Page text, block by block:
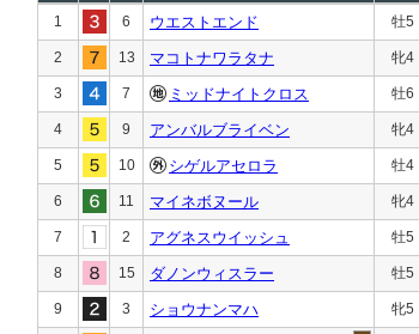
1 6 ウエストエンド 牡5
2 13 マコトナワラタナ 牝4
3 7 ミッドナイトクロス 牡6
4 9 アンバルブライベン 牝4
5 10 シゲルアセロラ 牡4
6 11 マイネボヌール 牝4
7 2 アグネスウイッシュ 牡5
8 15 ダノンウィスラー 牡5
9 3 ショウナンマハ 牝5